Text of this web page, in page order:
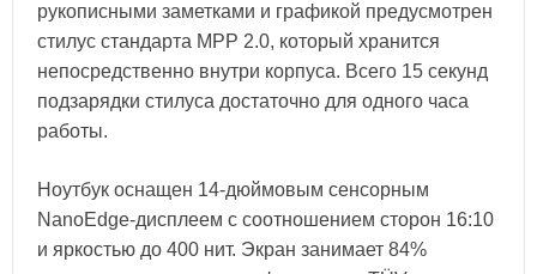
рукописными заметками и графикой предусмотрен
стилус стандарта MPP 2.0, который хранится
непосредственно внутри корпуса. Всего 15 секунд
подзарядки стилуса достаточно для одного часа
работы.
Ноутбук оснащен 14-дюймовым сенсорным
NanoEdge-дисплеем с соотношением сторон 16:10
и яркостью до 400 нит. Экран занимает 84%